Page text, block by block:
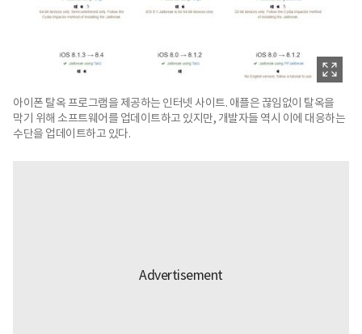
아이폰 탈옥 프로그램을 제공하는 인터넷 사이트. 애플은 끊임없이 탈옥을
막기 위해 소프트웨어를 업데이트하고 있지만, 개발자들 역시 이에 대응하는
수단을 업데이트하고 있다.